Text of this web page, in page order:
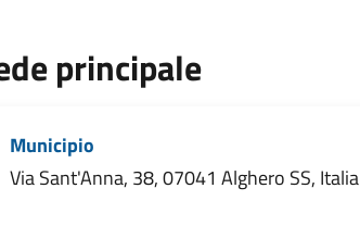
principale
Municipio
Via Sant'Anna, 38, 07041 Alghero SS, Italia